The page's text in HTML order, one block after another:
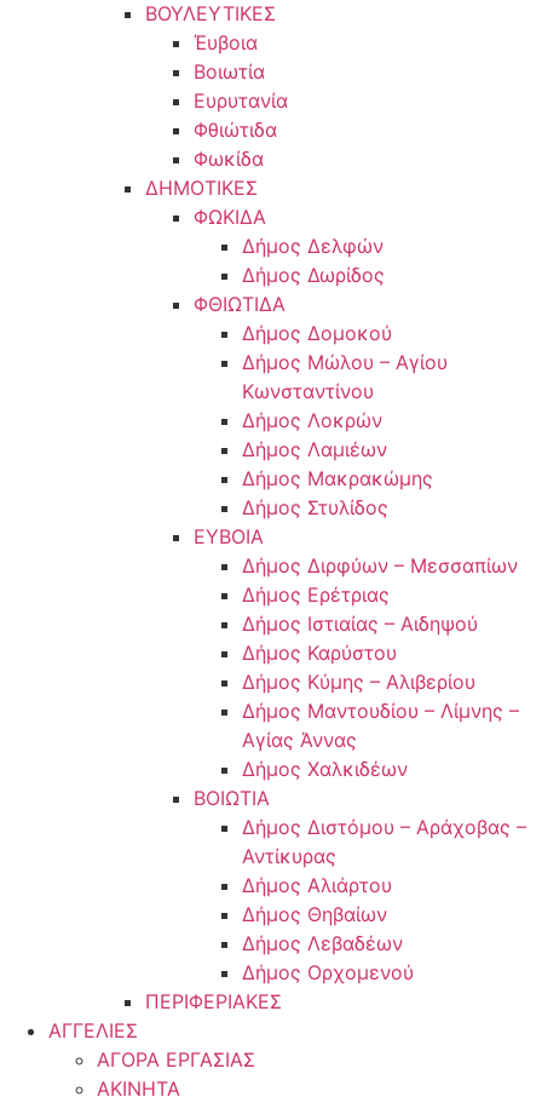
ΒΟΥΛΕΥΤΙΚΕΣ
Έυβοια
Βοιωτία
Ευρυτανία
Φθιώτιδα
Φωκίδα
ΔΗΜΟΤΙΚΕΣ
ΦΩΚΙΔΑ
Δήμος Δελφών
Δήμος Δωρίδος
ΦΘΙΩΤΙΔΑ
Δήμος Δομοκού
Δήμος Μώλου – Αγίου
Κωνσταντίνου
Δήμος Λοκρών
Δήμος Λαμιέων
Δήμος Μακρακώμης
Δήμος Στυλίδος
ΕΥΒΟΙΑ
Δήμος Διρφύων – Μεσσαπίων
Δήμος Ερέτριας
Δήμος Ιστιαίας – Αιδηψού
Δήμος Καρύστου
Δήμος Κύμης – Αλιβερίου
Δήμος Μαντουδίου – Λίμνης –
Αγίας Άννας
Δήμος Χαλκιδέων
ΒΟΙΩΤΙΑ
Δήμος Διστόμου – Αράχοβας –
Αντίκυρας
Δήμος Αλιάρτου
Δήμος Θηβαίων
Δήμος Λεβαδέων
Δήμος Ορχομενού
ΠΕΡΙΦΕΡΙΑΚΕΣ
ΑΓΓΕΛΙΕΣ
ΑΓΟΡΑ ΕΡΓΑΣΙΑΣ
ΑΚΙΝΗΤΑ